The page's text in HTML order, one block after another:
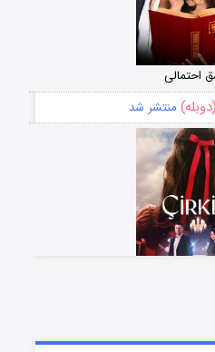
احتمالی
منتشر شد
زشت
منتشر شد